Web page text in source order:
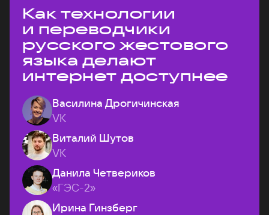
Как технологии
и переводчики
русского жестового
языка делают
интернет доступнее
Василина Дрогичинская
VK
Виталий Шутов
VK
Данила Четвериков
«ГЭС-2»
Ирина Гинзберг